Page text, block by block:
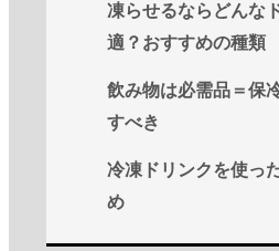
凍らせるならどんな
適？おすすめの種類
飲み物は必需品＝保
すべき
冷凍ドリンクを使っ
め